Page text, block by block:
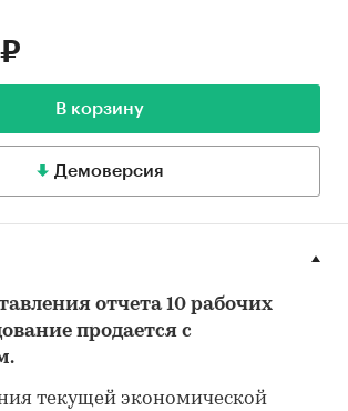
В корзину
Демоверсия
отчета 10 рабочих
продается с
текущей экономической